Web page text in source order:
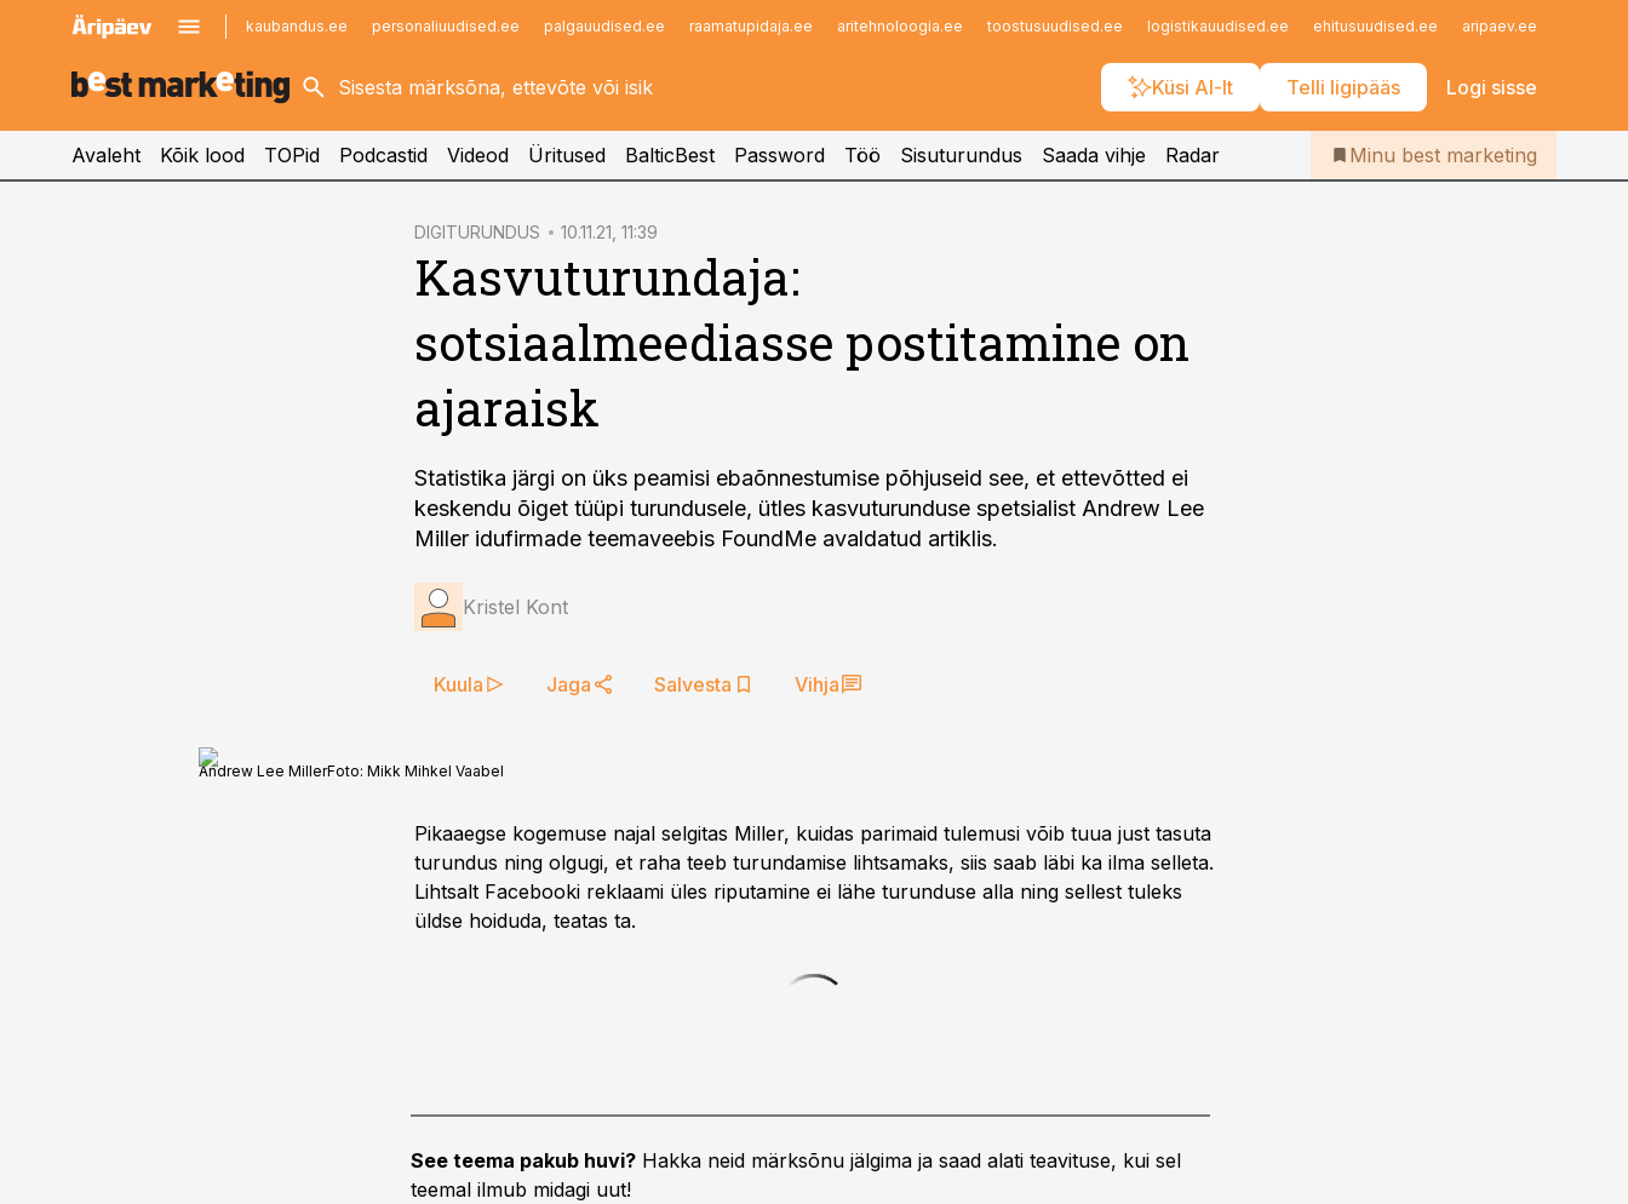
kaubandus.ee personaliuudised.ee palgauudised.ee raamatupidaja.ee aritehnoloogia.ee toostusuudised.ee logistikauudised.ee ehitusuudised.ee aripaev.ee
Küsi AI-lt Telli ligipääs Logi sisse
kinnisvarauudised.ee
logistikauudised.ee
imelineajalugu.ee
Infopank
Iseteenindus
Telli Bestmarketing
Avaleht Kõik lood TOPid Podcastid Videod Üritused BalticBest Password Töö Sisuturundus Saada vihje Radar Minu best marketing
DIGITURUNDUS 10.11.21, 11:39
Kasvuturundaja:
sotsiaalmeediasse postitamine on
ajaraisk
Statistika järgi on üks peamisi ebaõnnestumise põhjuseid see, et ettevõtted ei
keskendu õiget tüüpi turundusele, ütles kasvuturunduse spetsialist Andrew Lee
Miller idufirmade teemaveebis FoundMe avaldatud artiklis.
Kristel Kont
Kuula Jaga Salvesta Vihja
Andrew Lee MillerFoto: Mikk Mihkel Vaabel
Pikaaegse kogemuse najal selgitas Miller, kuidas parimaid tulemusi võib tuua just tasuta
turundus ning olgugi, et raha teeb turundamise lihtsamaks, siis saab läbi ka ilma selleta.
Lihtsalt Facebooki reklaami üles riputamine ei lähe turunduse alla ning sellest tuleks
üldse hoiduda, teatas ta.
See teema pakub huvi? Hakka neid märksõnu jälgima ja saad alati teavituse, kui sel
teemal ilmub midagi uut!